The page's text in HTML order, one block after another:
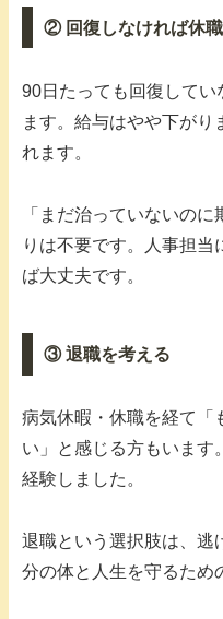
② 回復しなければ休
90日たっても回復してい
ます。給与はやや下がり
れます。
「まだ治っていないの
りは不要です。人事担
ば大丈夫です。
③ 退職を考える
病気休暇・休職を経て「
い」と感じる方もいます
経験しました。
退職という選択肢は、逃
分の体と人生を守るため